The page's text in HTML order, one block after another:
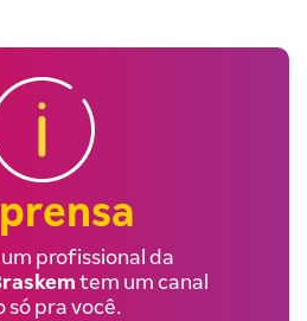
um profissional da
tem um canal
só pra você.